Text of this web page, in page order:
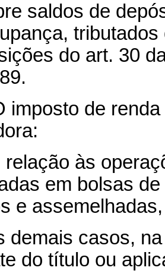
saldos de
do art. 30
imposto de
relação às
em bolsas
e
demais casos,
do título ou